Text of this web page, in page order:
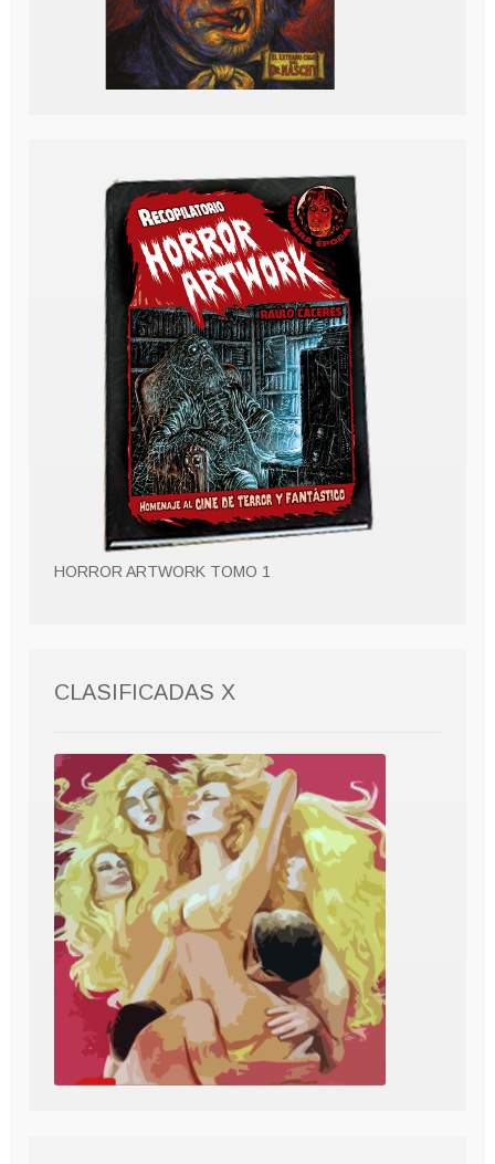
HORROR ARTWORK TOMO 1
CLASIFICADAS X